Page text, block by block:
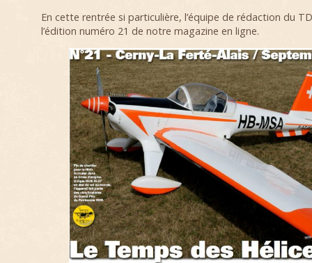
En cette rentrée si particulière, l’équipe de rédaction du
l’édition numéro 21 de notre magazine en ligne.